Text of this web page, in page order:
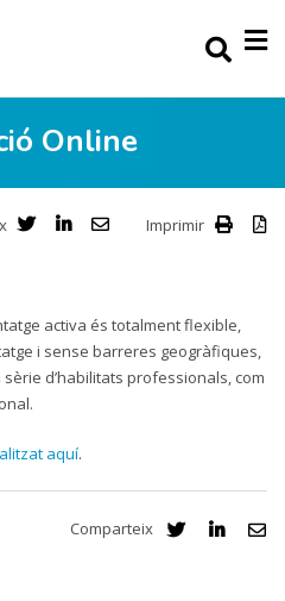
Online
Imprimir
activa és totalment flexible,
i sense barreres geogràfiques,
d’habilitats professionals, com
aquí.
Comparteix